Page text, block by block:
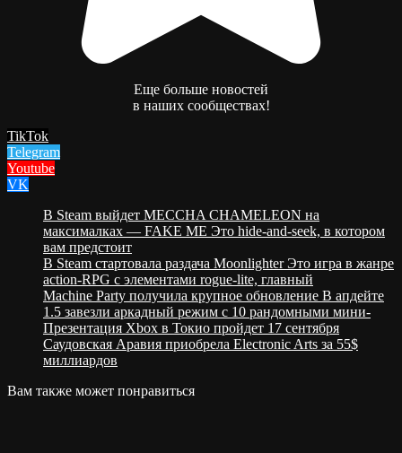
Еще больше новостей
в наших сообществах!
TikTok
Telegram
Youtube
VK
В Steam выйдет MECCHA CHAMELEON на
максималках — FAKE ME Это hide-and-seek, в котором
вам предстоит
В Steam стартовала раздача Moonlighter Это игра в жанре
action-RPG с элементами rogue-lite, главный
Machine Party получила крупное обновление В апдейте
1.5 завезли аркадный режим с 10 рандомными мини-
Презентация Xbox в Токио пройдет 17 сентября
Саудовская Аравия приобрела Electronic Arts за 55$
миллиардов
Вам также может понравиться